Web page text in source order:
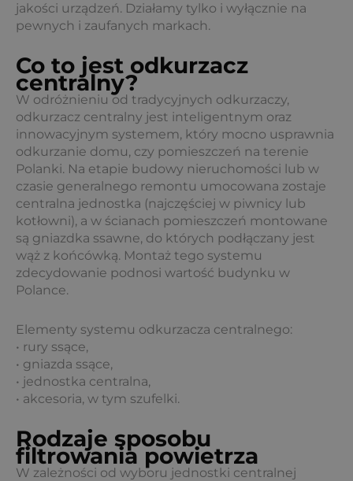
jakości urządzeń. Działamy tylko i wyłącznie na
pewnych i zaufanych markach.
Co to jest odkurzacz
centralny?
W odróżnieniu od tradycyjnych odkurzaczy,
odkurzacz centralny jest inteligentnym oraz
innowacyjnym systemem, który mocno usprawnia
odkurzanie domu, czy pomieszczeń na terenie
Polanki. Na etapie budowy nieruchomości lub w
czasie generalnego remontu umocowana zostaje
centralna jednostka (najczęściej w piwnicy lub
kotłowni), a w ścianach pomieszczeń montowane
są gniazdka ssawne, do których podłączany jest
wąż z końcówką. Montaż tego systemu
zdecydowanie podnosi wartość budynku w
Polance.
Elementy systemu odkurzacza centralnego:
• rury ssące,
• gniazda ssące,
• jednostka centralna,
• akcesoria, w tym szufelki.
Rodzaje sposobu
filtrowania powietrza
W zależności od wyboru jednostki centralnej